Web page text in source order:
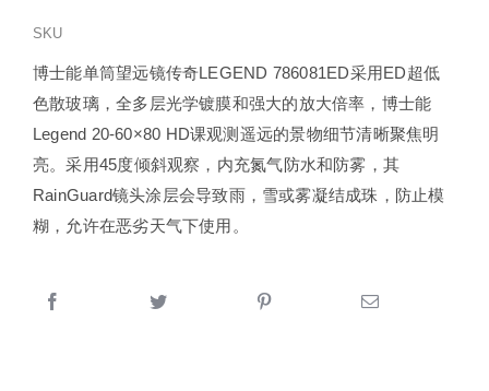
SKU
博士能单筒望远镜传奇LEGEND 786081ED采用ED超低
色散玻璃，全多层光学镀膜和强大的放大倍率，博士能
Legend 20-60×80 HD课观测遥远的景物细节清晰聚焦明
亮。采用45度倾斜观察，内充氮气防水和防雾，其
RainGuard镜头涂层会导致雨，雪或雾凝结成珠，防止模
糊，允许在恶劣天气下使用。